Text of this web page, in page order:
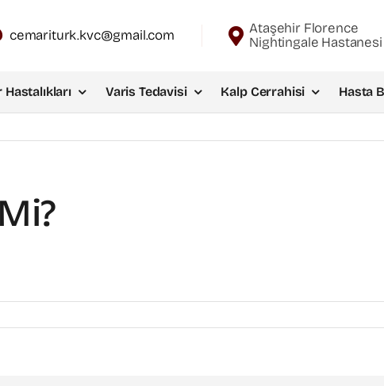
cemariturk.kvc@gmail.com
Ataşehir Florence
Nightingale Hastanesi
Varis Tedavisi Kalp Cerrahisi Hasta